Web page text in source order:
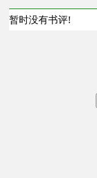
暂时没有书评!